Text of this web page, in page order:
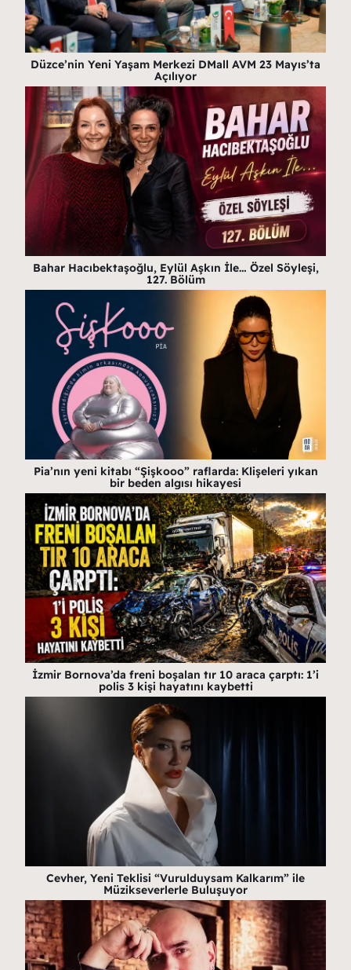
Düzce’nin Yeni Yaşam Merkezi DMall AVM 23 Mayıs’ta
Açılıyor
Bahar Hacıbektaşoğlu, Eylül Aşkın İle… Özel Söyleşi,
127. Bölüm
Pia’nın yeni kitabı “Şişkooo” raflarda: Klişeleri yıkan
bir beden algısı hikayesi
İzmir Bornova’da freni boşalan tır 10 araca çarptı: 1’i
polis 3 kişi hayatını kaybetti
Cevher, Yeni Teklisi “Vurulduysam Kalkarım” ile
Müzikseverlerle Buluşuyor